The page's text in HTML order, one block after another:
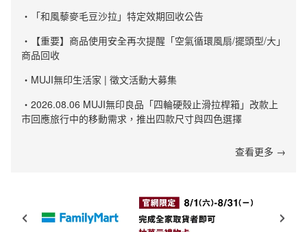
・「和風藜麥毛豆沙拉」特定效期回收公告
・【重要】商品使用安全再次提醒「空氣循環風扇/擺頭型/大」
商品回收
・MUJI無印生活家 | 徵文活動大募集
・2026.08.06 MUJI無印良品「四輪硬殼止滑拉桿箱」改款上
市回應旅行中的移動需求，推出四款尺寸與四色選擇
查看更多 →